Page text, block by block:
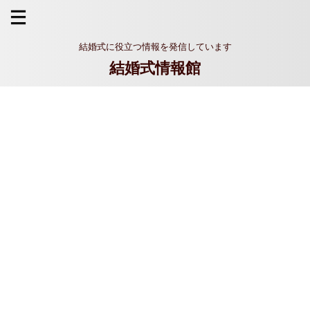
結婚式に役立つ情報を発信しています
結婚式情報館